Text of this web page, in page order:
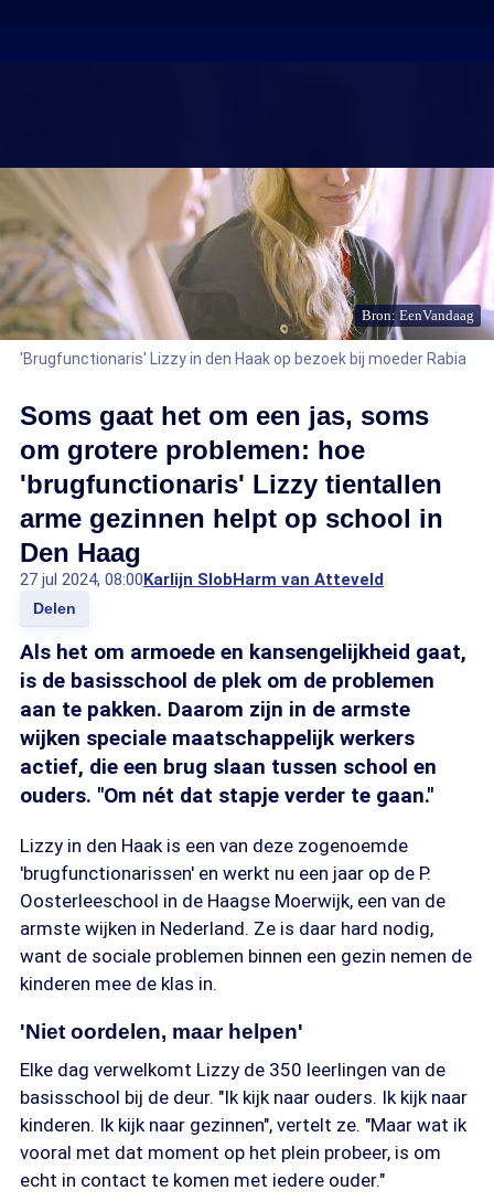
Bron: EenVandaag
'Brugfunctionaris' Lizzy in den Haak op bezoek bij moeder Rabia
Soms gaat het om een jas, soms
om grotere problemen: hoe
'brugfunctionaris' Lizzy tientallen
arme gezinnen helpt op school in
Den Haag
27 jul 2024, 08:00Karlijn SlobHarm van Atteveld
Delen
Als het om armoede en kansengelijkheid gaat,
is de basisschool de plek om de problemen
aan te pakken. Daarom zijn in de armste
wijken speciale maatschappelijk werkers
actief, die een brug slaan tussen school en
ouders. "Om nét dat stapje verder te gaan."
Lizzy in den Haak is een van deze zogenoemde
'brugfunctionarissen' en werkt nu een jaar op de P.
Oosterleeschool in de Haagse Moerwijk, een van de
armste wijken in Nederland. Ze is daar hard nodig,
want de sociale problemen binnen een gezin nemen de
kinderen mee de klas in.
'Niet oordelen, maar helpen'
Elke dag verwelkomt Lizzy de 350 leerlingen van de
basisschool bij de deur. "Ik kijk naar ouders. Ik kijk naar
kinderen. Ik kijk naar gezinnen", vertelt ze. "Maar wat ik
vooral met dat moment op het plein probeer, is om
echt in contact te komen met iedere ouder."